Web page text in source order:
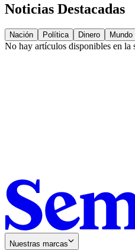
Noticias Destacadas
Nación Política Dinero Mundo
No hay artículos disponibles en la
Nuestras marcas